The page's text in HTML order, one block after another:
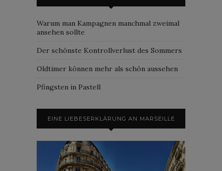
Warum man Kampagnen manchmal zweimal
ansehen sollte
Der schönste Kontrollverlust des Sommers
Oldtimer können mehr als schön aussehen
Pfingsten in Pastell
EINE LIEBESERKLÄRUNG AN MARSEILLE